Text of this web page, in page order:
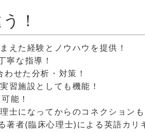
！
えた経験とノウハウを提供！
寧な指導！
せた分析・対策！
習施設としても機能！
能！
士になってからのコネクションも
者(臨床心理士)による英語カリ